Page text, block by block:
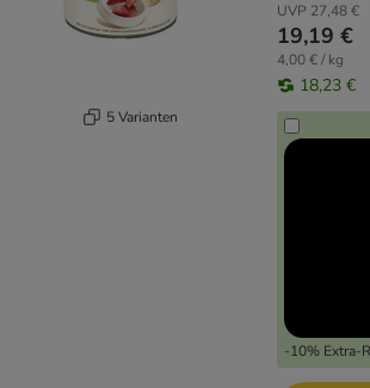
5 Varianten
UVP 27,48 €
19,19 €
4,00 € / kg
18,23 €
-10% Extra-